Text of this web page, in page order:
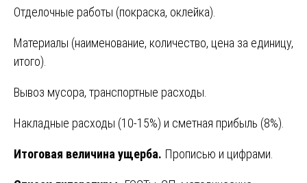
Отделочные работы (покраска, оклейка).
Материалы (наименование, количество, цена за единицу,
итого).
Вывоз мусора, транспортные расходы.
Накладные расходы (10-15%) и сметная прибыль (8%).
Итоговая величина ущерба. Прописью и цифрами.